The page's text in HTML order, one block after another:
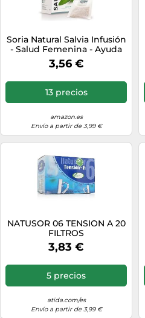
Soria Natural Salvia Infusión
- Salud Femenina - Ayuda
en Caso De Síntomas de
Menopausia - Infusión de
100% Natural - Caja con 20
Bolsas Filtro
3,56 €
13 precios
amazon.es
Envío a partir de 3,99 €
NATUSOR 06 TENSION A 20
FILTROS
3,83 €
5 precios
atida.com/es
Envío a partir de 3,99 €